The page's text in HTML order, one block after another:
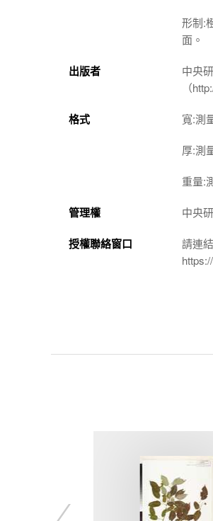
形制:
面。
出版者
中央
（
格式 寬:測
厚:測
重量:
管理權 中央
授權聯絡窗口
請連